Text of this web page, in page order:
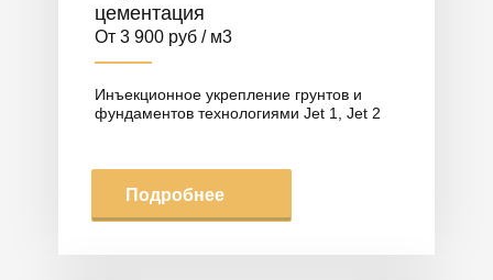
цементация
От 3 900 руб / м3
Инъекционное укрепление грунтов и
фундаментов технологиями Jet 1, Jet 2
Подробнее